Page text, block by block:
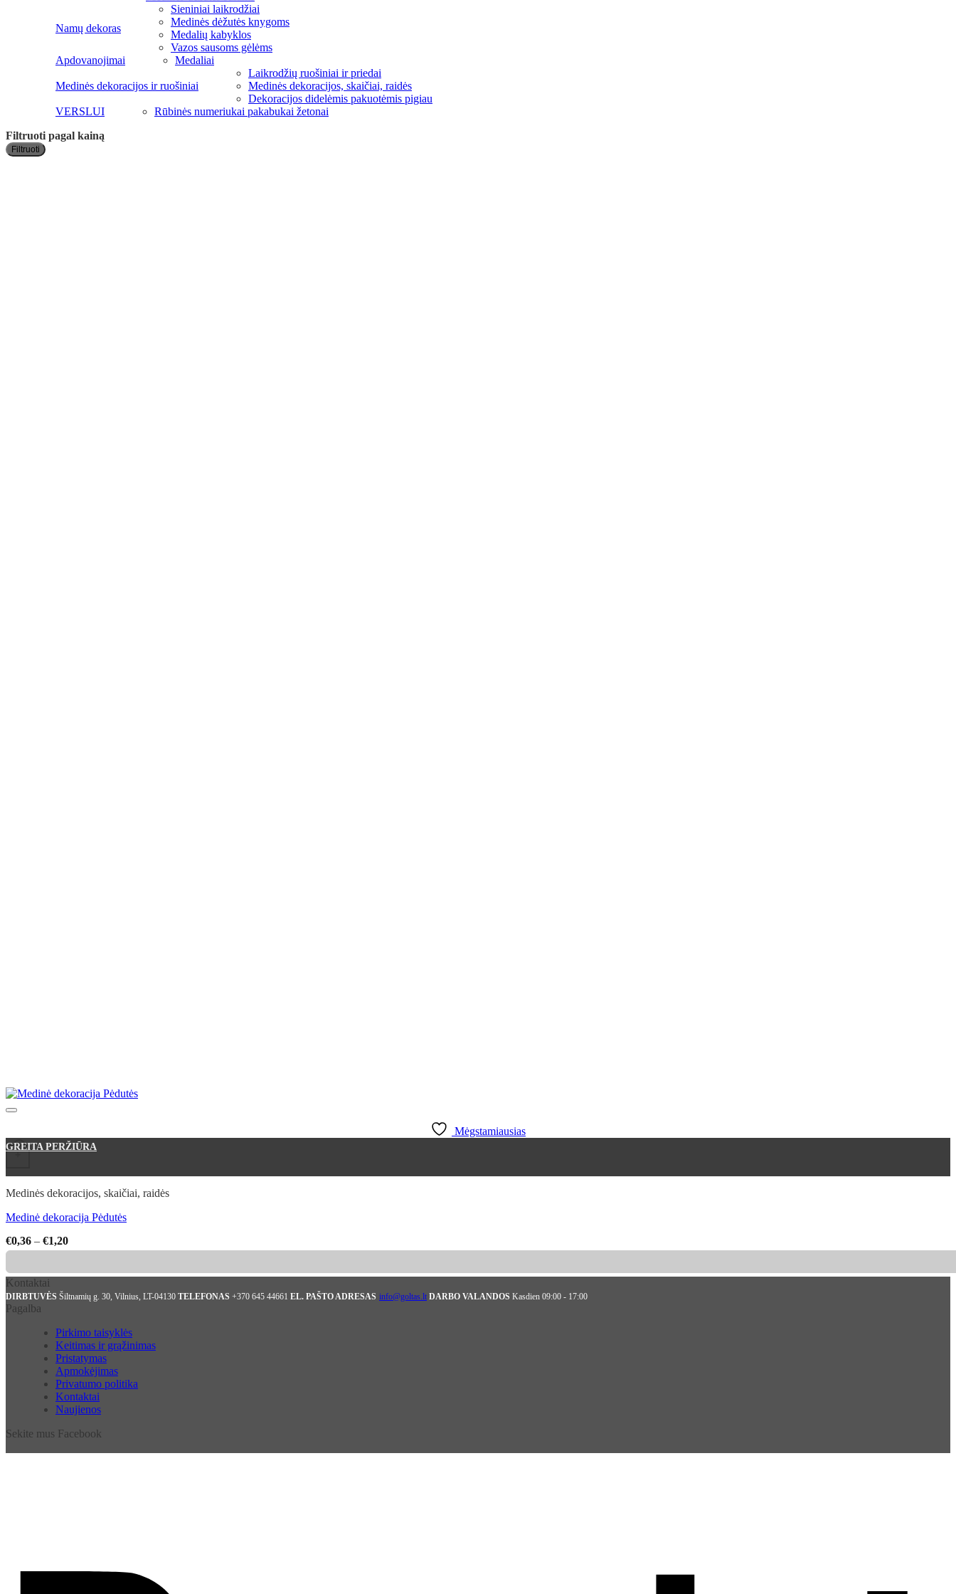
Namų dekoras
Sieniniai laikrodžiai
Medinės dėžutės knygoms
Medalių kabyklos
Vazos sausoms gėlėms
Apdovanojimai
Medaliai
Medinės dekoracijos ir ruošiniai
Laikrodžių ruošiniai ir priedai
Medinės dekoracijos, skaičiai, raidės
Dekoracijos didelėmis pakuotėmis pigiau
VERSLUI
Rūbinės numeriukai pakabukai žetonai
Filtruoti pagal kainą
Filtruoti
Mėgstamiausias
+
This product has multiple variants. The options may be chosen on the product page
GREITA PERŽIŪRA
Medinės dekoracijos, skaičiai, raidės
Medinė dekoracija Pėdutės
€0,36 – €1,20Price
range:
through
Kontaktai
DIRBTUVĖS Šiltnamių g. 30, Vilnius, LT-04130 TELEFONAS +370 645 44661 EL. PAŠTO ADRESAS info@goltas.lt DARBO VALANDOS Kasdien 09:00 - 17:00
Pagalba
Pirkimo taisyklės
Keitimas ir grąžinimas
Pristatymas
Apmokėjimas
Privatumo politika
Kontaktai
Naujienos
Sekite mus Facebook